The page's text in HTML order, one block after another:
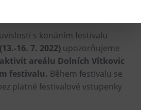
s konáním festivalu
16. 7. 2022) upozorňujeme
areálu Dolních Vítkovic
festivalu. Během festivalu se
platné festivalové vstupenky